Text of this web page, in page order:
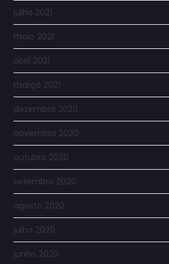
julho 2021
maio 2021
abril 2021
março 2021
dezembro 2020
novembro 2020
outubro 2020
setembro 2020
agosto 2020
julho 2020
junho 2020